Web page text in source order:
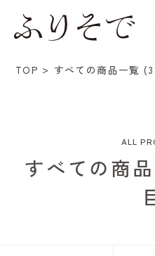
TOP すべての商品一覧
ALL
すべての商